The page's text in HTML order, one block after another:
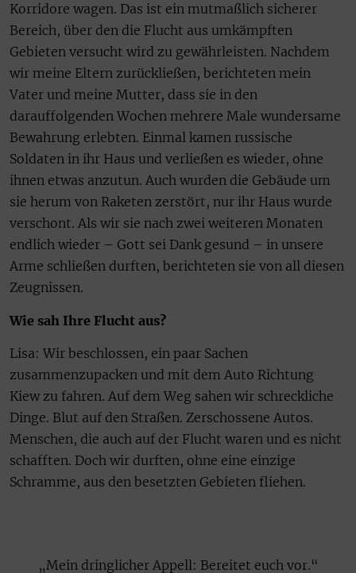
Korridore wagen. Das ist ein mutmaßlich sicherer
Bereich, über den die Flucht aus umkämpften
Gebieten versucht wird zu gewährleisten. Nachdem
wir meine Eltern zurückließen, berichteten mein
Vater und meine Mutter, dass sie in den
darauffolgenden Wochen mehrere Male wundersame
Bewahrung erlebten. Einmal kamen russische
Soldaten in ihr Haus und verließen es wieder, ohne
ihnen etwas anzutun. Auch wurden die Gebäude um
sie herum von Raketen zerstört, nur ihr Haus wurde
verschont. Als wir sie nach zwei weiteren Monaten
endlich wieder – Gott sei Dank gesund – in unsere
Arme schließen durften, berichteten sie von all diesen
Zeugnissen.
Wie sah Ihre Flucht aus?
Lisa: Wir beschlossen, ein paar Sachen
zusammenzupacken und mit dem Auto Richtung
Kiew zu fahren. Auf dem Weg sahen wir schreckliche
Dinge. Blut auf den Straßen. Zerschossene Autos.
Menschen, die auch auf der Flucht waren und es nicht
schafften. Doch wir durften, ohne eine einzige
Schramme, aus den besetzten Gebieten fliehen.
„Mein dringlicher Appell: Bereitet euch vor.“